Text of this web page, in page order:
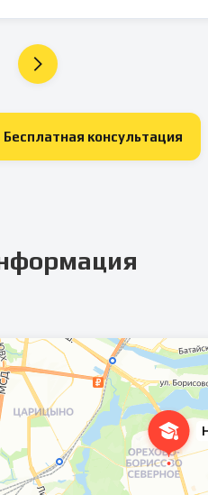
Бесплатная консультация